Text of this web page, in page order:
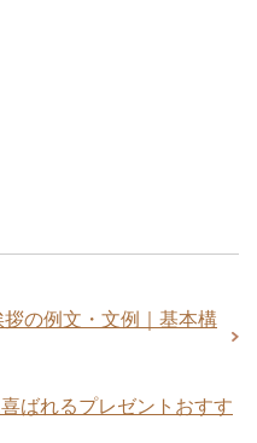
の例文・文例｜基本構
ばれるプレゼントおすす